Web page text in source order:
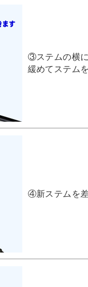
③ステムの横
緩めてステム
④新ステムを